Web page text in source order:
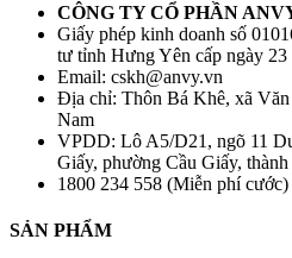
CÔNG TY CỔ PHẦN
Giấy phép kinh doanh số
tư tỉnh Hưng Yên cấp ngày 23
Email: cskh@anvy.vn
Địa chỉ: Thôn Bá Khê, xã
Nam
VPDD: Lô A5/D21, ngõ 11
Giấy, phường Cầu Giấy,
1800 234 558 (Miễn phí cước)
SẢN PHẨM